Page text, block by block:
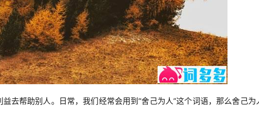
去帮助别人。日常，我们经常会用到“舍己为人”这个词语，那么舍己为